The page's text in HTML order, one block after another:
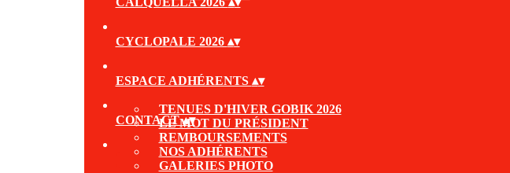
CYCLOPALE 2026 ▴▾
ESPACE ADHÉRENTS ▴▾
TENUES D'HIVER GOBIK 2026
LE MOT DU PRÉSIDENT
REMBOURSEMENTS
NOS ADHÉRENTS
GALERIES PHOTO
CONTACT▴▾